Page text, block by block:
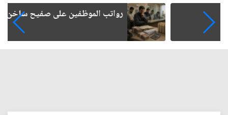
رواتب الموظفين على صفيح ساخن